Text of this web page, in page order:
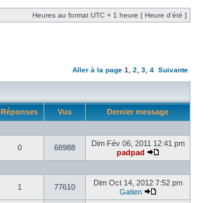
Heures au format UTC + 1 heure [ Heure d’été ]
Aller à la page 1 2 3 4 Suivante
Réponses Vus Dernier message
0 68988
Dim Fév 06, 2011 12:41 pm
padpad
1 77610
Dim Oct 14, 2012 7:52 pm
Gatien